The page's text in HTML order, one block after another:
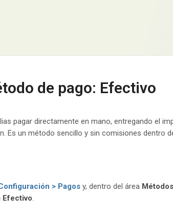
de pago: Efectivo
pagar directamente en mano, entregando el
Es un método sencillo y sin comisiones dentro
> Pagosy, dentro del área
Efectivo.